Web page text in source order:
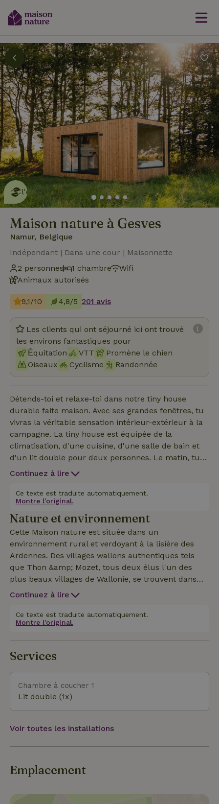
Cette Maison Nature fait de
l'effet
en savoir plus
Maison nature à Gesves
Namur, Belgique
Indépendant | Dans une cour | Maisonnette
2 personnes
1 chambre
Wifi
Animaux autorisés
9,1/10 4,8/5 201 avis
Les clients qui ont séjourné ici ont trouvé
les environs fantastiques pour
Ḗquitation
VTT
Promène le chien
Oiseaux
Cyclisme Randonnée
Détends-toi et relaxe-toi dans notre tiny house
durable faite maison. Avec ses grandes fenêtres, tu
vivras la véritable sensation intérieur-extérieur à la
campagne. La tiny house est équipée de la
climatisation, d'une cuisine, d'une salle de bain et
d'un lit double pour deux personnes. Le matin, tu
te réveilles avec une vue sur nos moutons et nos
tu peux prendre un verre le soir. Les serviettes, les
draps et les ustensiles de cuisine sont mis à ta
Continuez à lire
Ce texte est traduite automatiquement.
Montre l'original.
Nature et environnement
Cette Maison nature est située dans un
environnement rural et verdoyant à la lisière des
Ardennes. Des villages wallons authentiques tels
que Thon &amp; Mozet, tous deux élus l'un des
plus beaux villages de Wallonie, se trouvent dans
les environs immédiats. Tu préfères plus de vie ?
beaucoup de belles promenades à pied et à vélo
dans la région. De plus, la Tiny House est le point de
départ idéal pour une agréable journée à Durbuy ou
Dinant, pour une journée de kayak sur la Lesse ou
pour une visite inoubliable des Grottes de Han. Et
tant d'autres choses encore, nous nous réjouissons
de t'accueillir !
Continuez à lire
Ce texte est traduite automatiquement.
Montre l'original.
Services
Chambre à coucher 1
Lit double (1x)
Voir toutes les installations
Emplacement